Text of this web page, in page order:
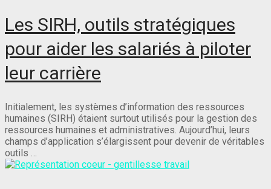
Les SIRH, outils stratégiques
pour aider les salariés à piloter
leur carrière
Initialement, les systèmes d’information des ressources
humaines (SIRH) étaient surtout utilisés pour la gestion des
ressources humaines et administratives. Aujourd’hui, leurs
champs d’application s’élargissent pour devenir de véritables
outils …